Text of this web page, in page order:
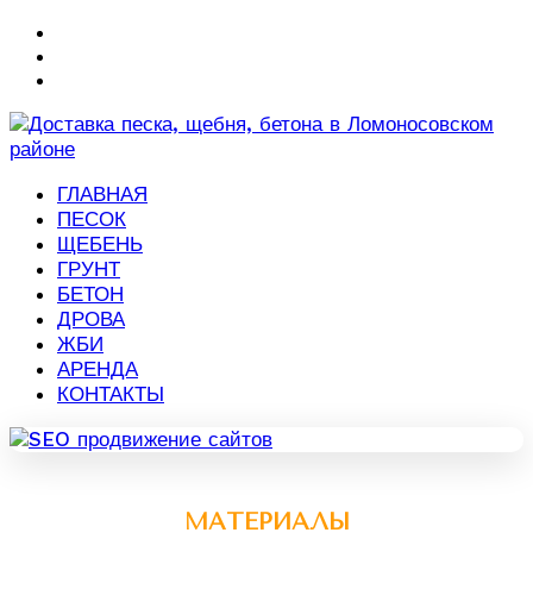
ГЛАВНАЯ
ПЕСОК
ЩЕБЕНЬ
ГРУНТ
БЕТОН
ДРОВА
ЖБИ
АРЕНДА
КОНТАКТЫ
МАТЕРИАЛЫ